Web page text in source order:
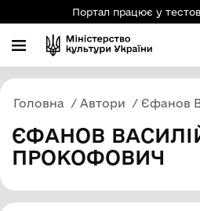
Портал працює у
Головна Автори Єфанов
ЄФАНОВ
ПРОКОФОВИЧ